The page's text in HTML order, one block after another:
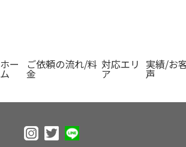
ホー
ム
ご依頼の流れ/料
金
対応エリ
ア
実績/お
声